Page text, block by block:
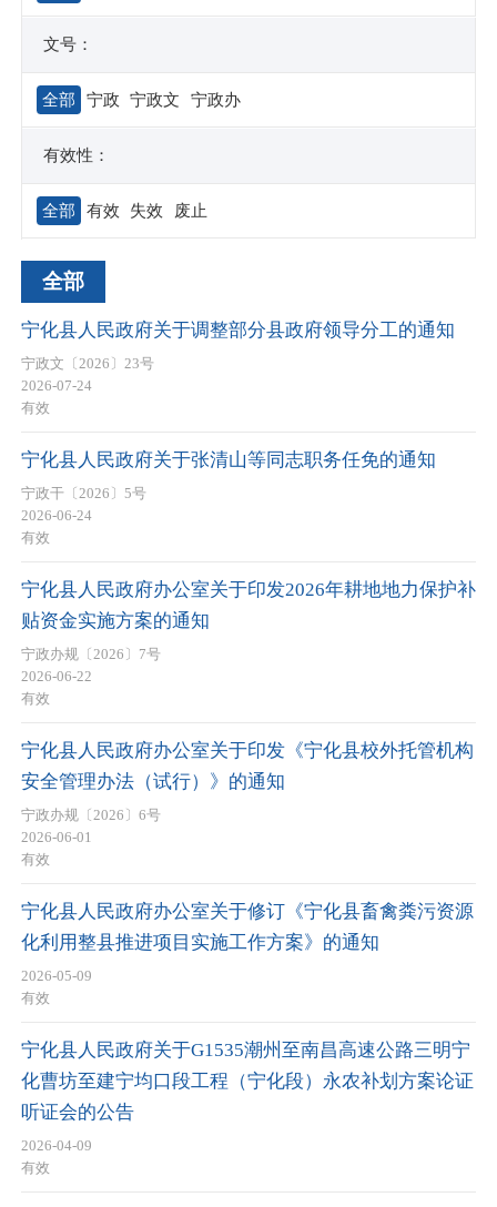
文号：
全部 宁政 宁政文 宁政办
有效性：
全部 有效 失效 废止
全部
宁化县人民政府关于调整部分县政府领导分工的通知
宁政文〔2026〕23号
2026-07-24
有效
宁化县人民政府关于张清山等同志职务任免的通知
宁政干〔2026〕5号
2026-06-24
有效
宁化县人民政府办公室关于印发2026年耕地地力保护补
贴资金实施方案的通知
宁政办规〔2026〕7号
2026-06-22
有效
宁化县人民政府办公室关于印发《宁化县校外托管机构
安全管理办法（试行）》的通知
宁政办规〔2026〕6号
2026-06-01
有效
宁化县人民政府办公室关于修订《宁化县畜禽粪污资源
化利用整县推进项目实施工作方案》的通知
2026-05-09
有效
宁化县人民政府关于G1535潮州至南昌高速公路三明宁
化曹坊至建宁均口段工程（宁化段）永农补划方案论证
听证会的公告
2026-04-09
有效